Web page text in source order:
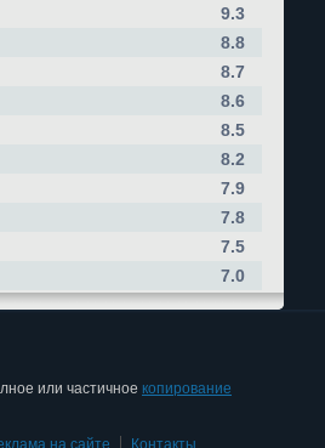
9.3
8.8
8.7
8.6
8.5
8.2
7.9
7.8
7.5
7.0
или частичное копирование
на сайте
Контакты